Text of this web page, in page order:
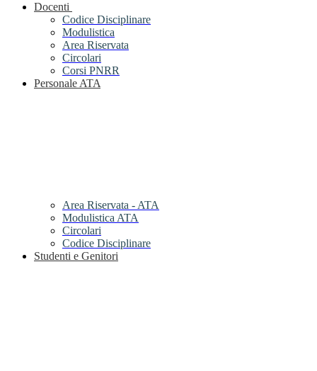
Docenti
Codice Disciplinare
Modulistica
Area Riservata
Circolari
Corsi PNRR
Personale ATA
Area Riservata - ATA
Modulistica ATA
Circolari
Codice Disciplinare
Studenti e Genitori